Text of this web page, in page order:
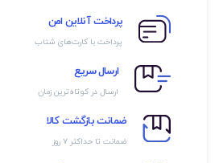
پرداخت آنلاین امن
پرداخت با کارت‌های شتاب
ارسال سریع
ارسال در کوتاه‌ترین زمان
ضمانت بازگشت کالا
ضمانت تا حداکثر ۷ روز